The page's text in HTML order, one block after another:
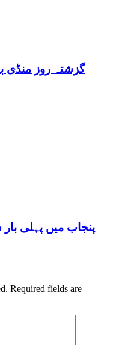
پنجاب میں پہلی
Required fields are